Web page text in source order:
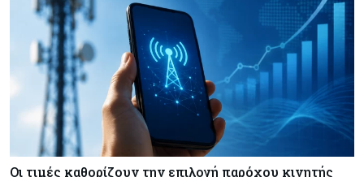
Κύπρος 07-08-2026
Πώς οι κυπριακές τράπεζες «τιμολογούν» τον
πόλεμο
Οι τιμές καθορίζουν την επιλογή παρόχου κινητής